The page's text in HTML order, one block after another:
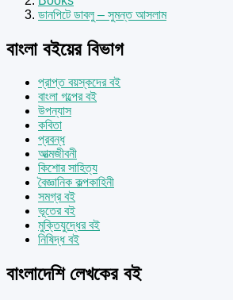
ডানপিটে ডাবলু – সুমন্ত আসলাম
বাংলা বইয়ের বিভাগ
প্রাপ্ত বয়স্কদের বই
বাংলা গল্পের বই
উপন্যাস
কবিতা
প্রবন্ধ
আত্মজীবনী
কিশোর সাহিত্য
বৈজ্ঞানিক কল্পকাহিনী
সমগ্র বই
ভূতের বই
মুক্তিযুদ্ধের বই
নিষিদ্ধ বই
বাংলাদেশি লেখকের বই